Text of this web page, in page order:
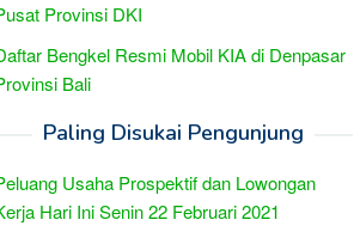
Provinsi DKI
Bengkel Resmi Mobil KIA di Denpasar
Bali
Paling Disukai Pengunjung
Usaha Prospektif dan Lowongan
Hari Ini Senin 22 Februari 2021